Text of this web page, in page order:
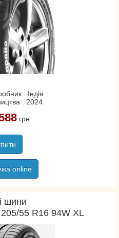
: Індія
: 2024
грн
online
шини
55 R16 94W XL